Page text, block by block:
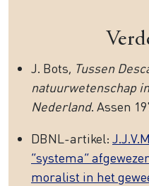
J. Bots, Tussen
natuurwetenschap
Nederland. Assen
DBNL-artikel:
“systema”
moralist in het